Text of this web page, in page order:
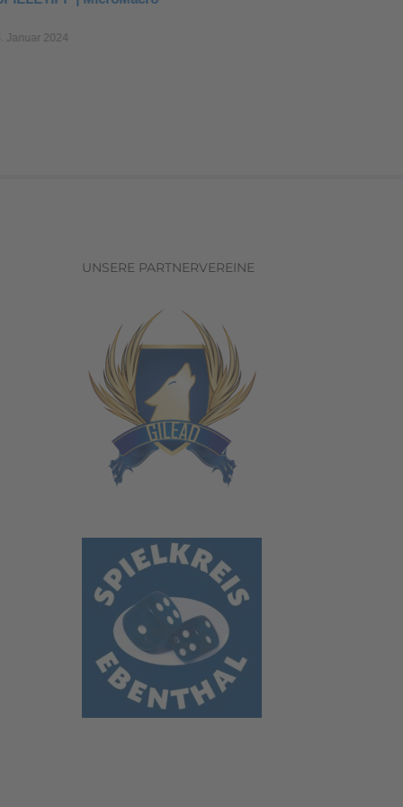
Januar 2024
UNSERE PARTNERVEREINE